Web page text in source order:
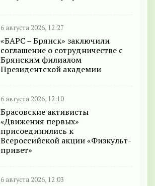
6 августа 2026, 12:27
«БАРС – Брянск» заключили
соглашение о сотрудничестве с
Брянским филиалом
Президентской академии
6 августа 2026, 12:10
Брасовские активисты
«Движения первых»
присоединились к
Всероссийской акции «Физкульт-
привет»
6 августа 2026, 12:03